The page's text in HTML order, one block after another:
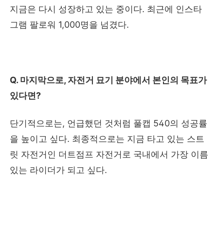
지금은 다시 성장하고 있는 중이다. 최근에 인스타
그램 팔로워 1,000명을 넘겼다.
Q. 마지막으로, 자전거 묘기 분야에서 본인의 목표가
있다면?
단기적으로는, 언급했던 것처럼 풀캡 540의 성공률
을 높이고 싶다. 최종적으로는 지금 타고 있는 스트
릿 자전거인 더트점프 자전거로 국내에서 가장 이름
있는 라이더가 되고 싶다.